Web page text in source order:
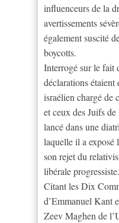
influenceurs de la
avertissements
également suscité
boycotts.
Interrogé sur le fait
déclarations étaient
israélien chargé de
et ceux des Juifs
lancé dans une
laquelle il a exposé
son rejet du
libérale progressiste.
Citant les Dix
d’Emmanuel Kant
Zeev Maghen de